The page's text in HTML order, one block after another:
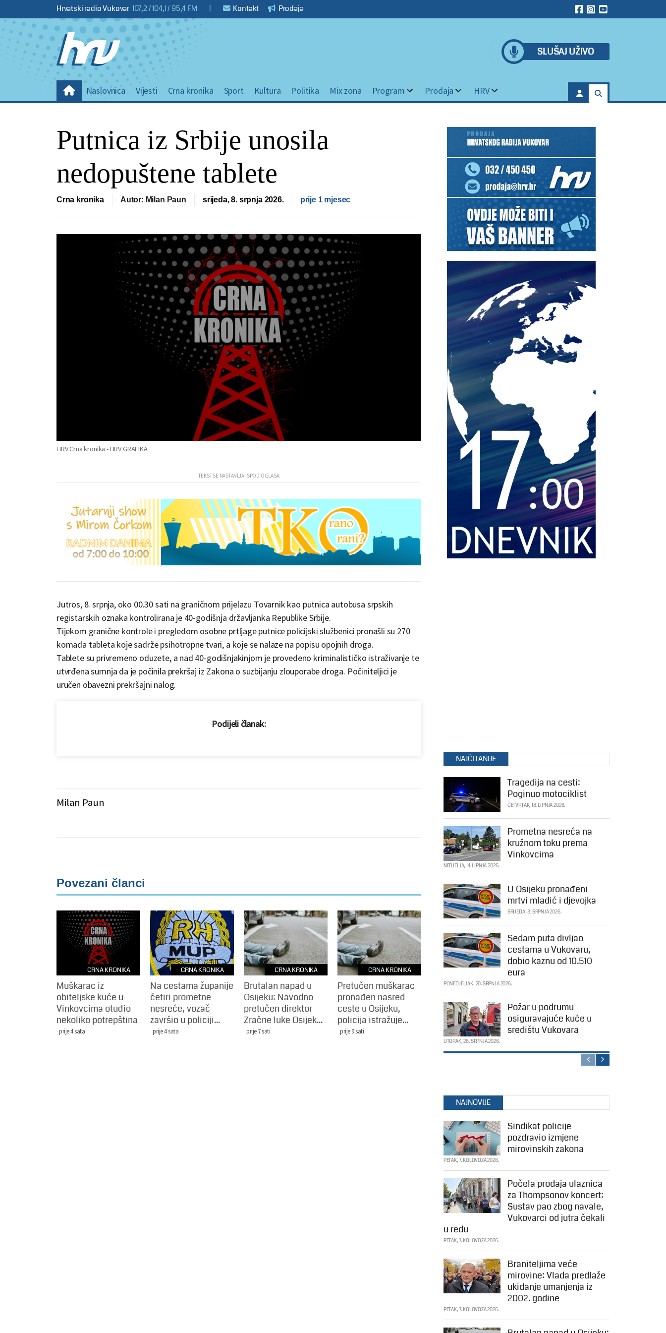
Hrvatski radio Vukovar 107,2 / 104,1 / 95,4 FM | Kontakt Prodaja
SLUŠAJ UŽIVO
Naslovnica Vijesti Crna kronika Sport Kultura Politika Mix zona Program Prodaja HRV
Putnica iz Srbije unosila
nedopuštene tablete
Crna kronika Autor: Milan Paun srijeda, 8. srpnja 2026. prije 1 mjesec
HRV Crna kronika - HRV GRAFIKA
Jutros, 8. srpnja, oko 00.30 sati na graničnom prijelazu Tovarnik kao putnica autobusa srpskih
registarskih oznaka kontrolirana je 40-godišnja državljanka Republike Srbije.
Tijekom granične kontrole i pregledom osobne prtljage putnice policijski službenici pronašli su 270
komada tableta koje sadrže psihotropne tvari, a koje se nalaze na popisu opojnih droga.
Tablete su privremeno oduzete, a nad 40-godišnjakinjom je provedeno kriminalističko istraživanje te
utvrđena sumnja da je počinila prekršaj iz Zakona o suzbijanju zlouporabe droga. Počiniteljici je
uručen obavezni prekršajni nalog.
Podijeli članak:
Milan Paun
Povezani članci
CRNA KRONIKA
Muškarac iz
obiteljske kuće u
Vinkovcima otuđio
nekoliko potrepština
prije 4 sata
CRNA KRONIKA
Na cestama županije
četiri prometne
nesreće, vozač
završio u policiji...
prije 4 sata
CRNA KRONIKA
Brutalan napad u
Osijeku: Navodno
pretučen direktor
Zračne luke Osijek...
prije 7 sati
CRNA KRONIKA
Pretučen muškarac
pronađen nasred
ceste u Osijeku,
policija istražuje...
prije 9 sati
NAJČITANIJE
Tragedija na cesti:
Poginuo motociklist
ČETVRTAK, 18. LIPNJA 2026.
Prometna nesreća na
kružnom toku prema
Vinkovcima
NEDJELJA, 14. LIPNJA 2026.
U Osijeku pronađeni
mrtvi mladić i djevojka
SRIJEDA, 8. SRPNJA 2026.
Sedam puta divljao
cestama u Vukovaru,
dobio kaznu od 10.510
eura
PONEDJELJAK, 20. SRPNJA 2026.
Požar u podrumu
osiguravajuće kuće u
središtu Vukovara
UTORAK, 28. SRPNJA 2026.
NAJNOVIJE
Sindikat policije
pozdravio izmjene
mirovinskih zakona
PETAK, 7. KOLOVOZA 2026.
Počela prodaja ulaznica
za Thompsonov koncert:
Sustav pao zbog navale,
Vukovarci od jutra čekali
u redu
PETAK, 7. KOLOVOZA 2026.
Braniteljima veće
mirovine: Vlada predlaže
ukidanje umanjenja iz
2002. godine
PETAK, 7. KOLOVOZA 2026.